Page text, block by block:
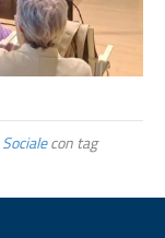
Socialecon tag